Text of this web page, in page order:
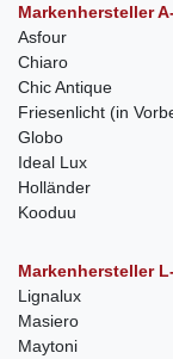
Markenhersteller
Asfour
Chiaro
Chic Antique
Friesenlicht (in
Globo
Ideal Lux
Holländer
Kooduu
Markenhersteller
Lignalux
Masiero
Maytoni